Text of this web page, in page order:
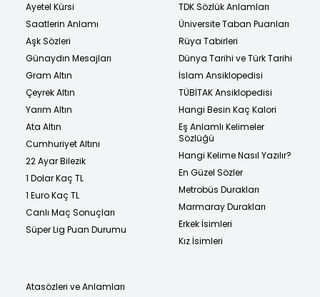
Ayetel Kürsi
Saatlerin Anlamı
Aşk Sözleri
Günaydın Mesajları
Gram Altın
Çeyrek Altın
Yarım Altın
Ata Altın
Cumhuriyet Altını
22 Ayar Bilezik
1 Dolar Kaç TL
1 Euro Kaç TL
Canlı Maç Sonuçları
Süper Lig Puan Durumu
TDK Sözlük Anlamları
Üniversite Taban Puanları
Rüya Tabirleri
Dünya Tarihi ve Türk Tarihi
İslam Ansiklopedisi
TÜBİTAK Ansiklopedisi
Hangi Besin Kaç Kalori
Eş Anlamlı Kelimeler
Sözlüğü
Hangi Kelime Nasıl Yazılır?
En Güzel Sözler
Metrobüs Durakları
Marmaray Durakları
Erkek İsimleri
Kız İsimleri
Atasözleri ve Anlamları